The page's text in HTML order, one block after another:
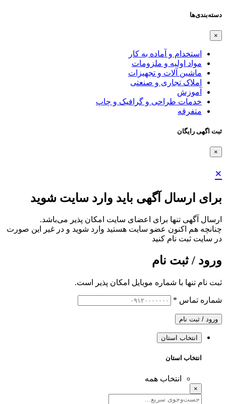
دسته‌بندی‌ها
×
استخدام و آماده به کار
مواد اولیه و ملزومات
ماشین آلات و تجهیزات
املاک تجاری و صنعتی
آموزش
خدمات طراحی و گرافیک و چاپ
متفرقه
ثبت اگهی رایگان
×
×
برای ارسال آگهی باید وارد سایت شوید
ارسال آگهی تنها برای اعضای سایت امکان پذیر می‌باشد.
چنانچه هم‌ اکنون عضو سایت هستید وارد شوید و در غیر این صورت
در سایت ثبت نام کنید
ورود / ثبت نام
ثبت نام تنها با شماره موبایل امکان پذیر است.
شماره تماس *
ورود / ثبت نام
انتخاب استان
انتخاب استان
انتخاب همه
×